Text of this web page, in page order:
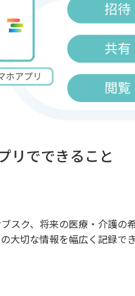
リでできること
スク、将来の医療・介護の
大切な情報を幅広く記録でき